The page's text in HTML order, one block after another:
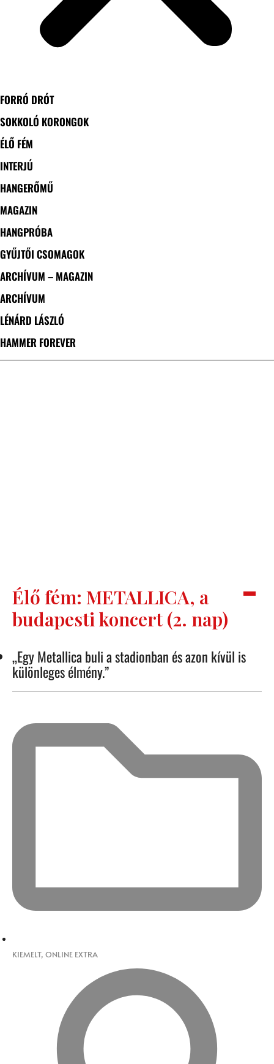
FORRÓ DRÓT
SOKKOLÓ KORONGOK
ÉLŐ FÉM
INTERJÚ
HANGERŐMŰ
MAGAZIN
HANGPRÓBA
GYŰJTŐI CSOMAGOK
ARCHÍVUM – MAGAZIN
ARCHÍVUM
LÉNÁRD LÁSZLÓ
HAMMER FOREVER
Élő fém: METALLICA, a
budapesti koncert (2. nap)
„Egy Metallica buli a stadionban és azon kívül is
különleges élmény.”
KIEMELT, ONLINE EXTRA